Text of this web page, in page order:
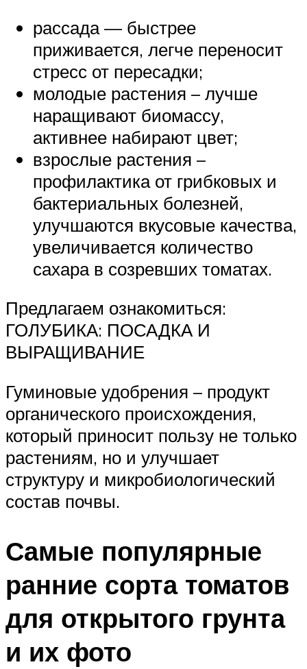
рассада — быстрее
приживается, легче переносит
стресс от пересадки;
молодые растения – лучше
наращивают биомассу,
активнее набирают цвет;
взрослые растения –
профилактика от грибковых и
бактериальных болезней,
улучшаются вкусовые качества,
увеличивается количество
сахара в созревших томатах.
Предлагаем ознакомиться:
ГОЛУБИКА: ПОСАДКА И
ВЫРАЩИВАНИЕ
Гуминовые удобрения – продукт
органического происхождения,
который приносит пользу не только
растениям, но и улучшает
структуру и микробиологический
состав почвы.
Самые популярные
ранние сорта томатов
для открытого грунта
и их фото